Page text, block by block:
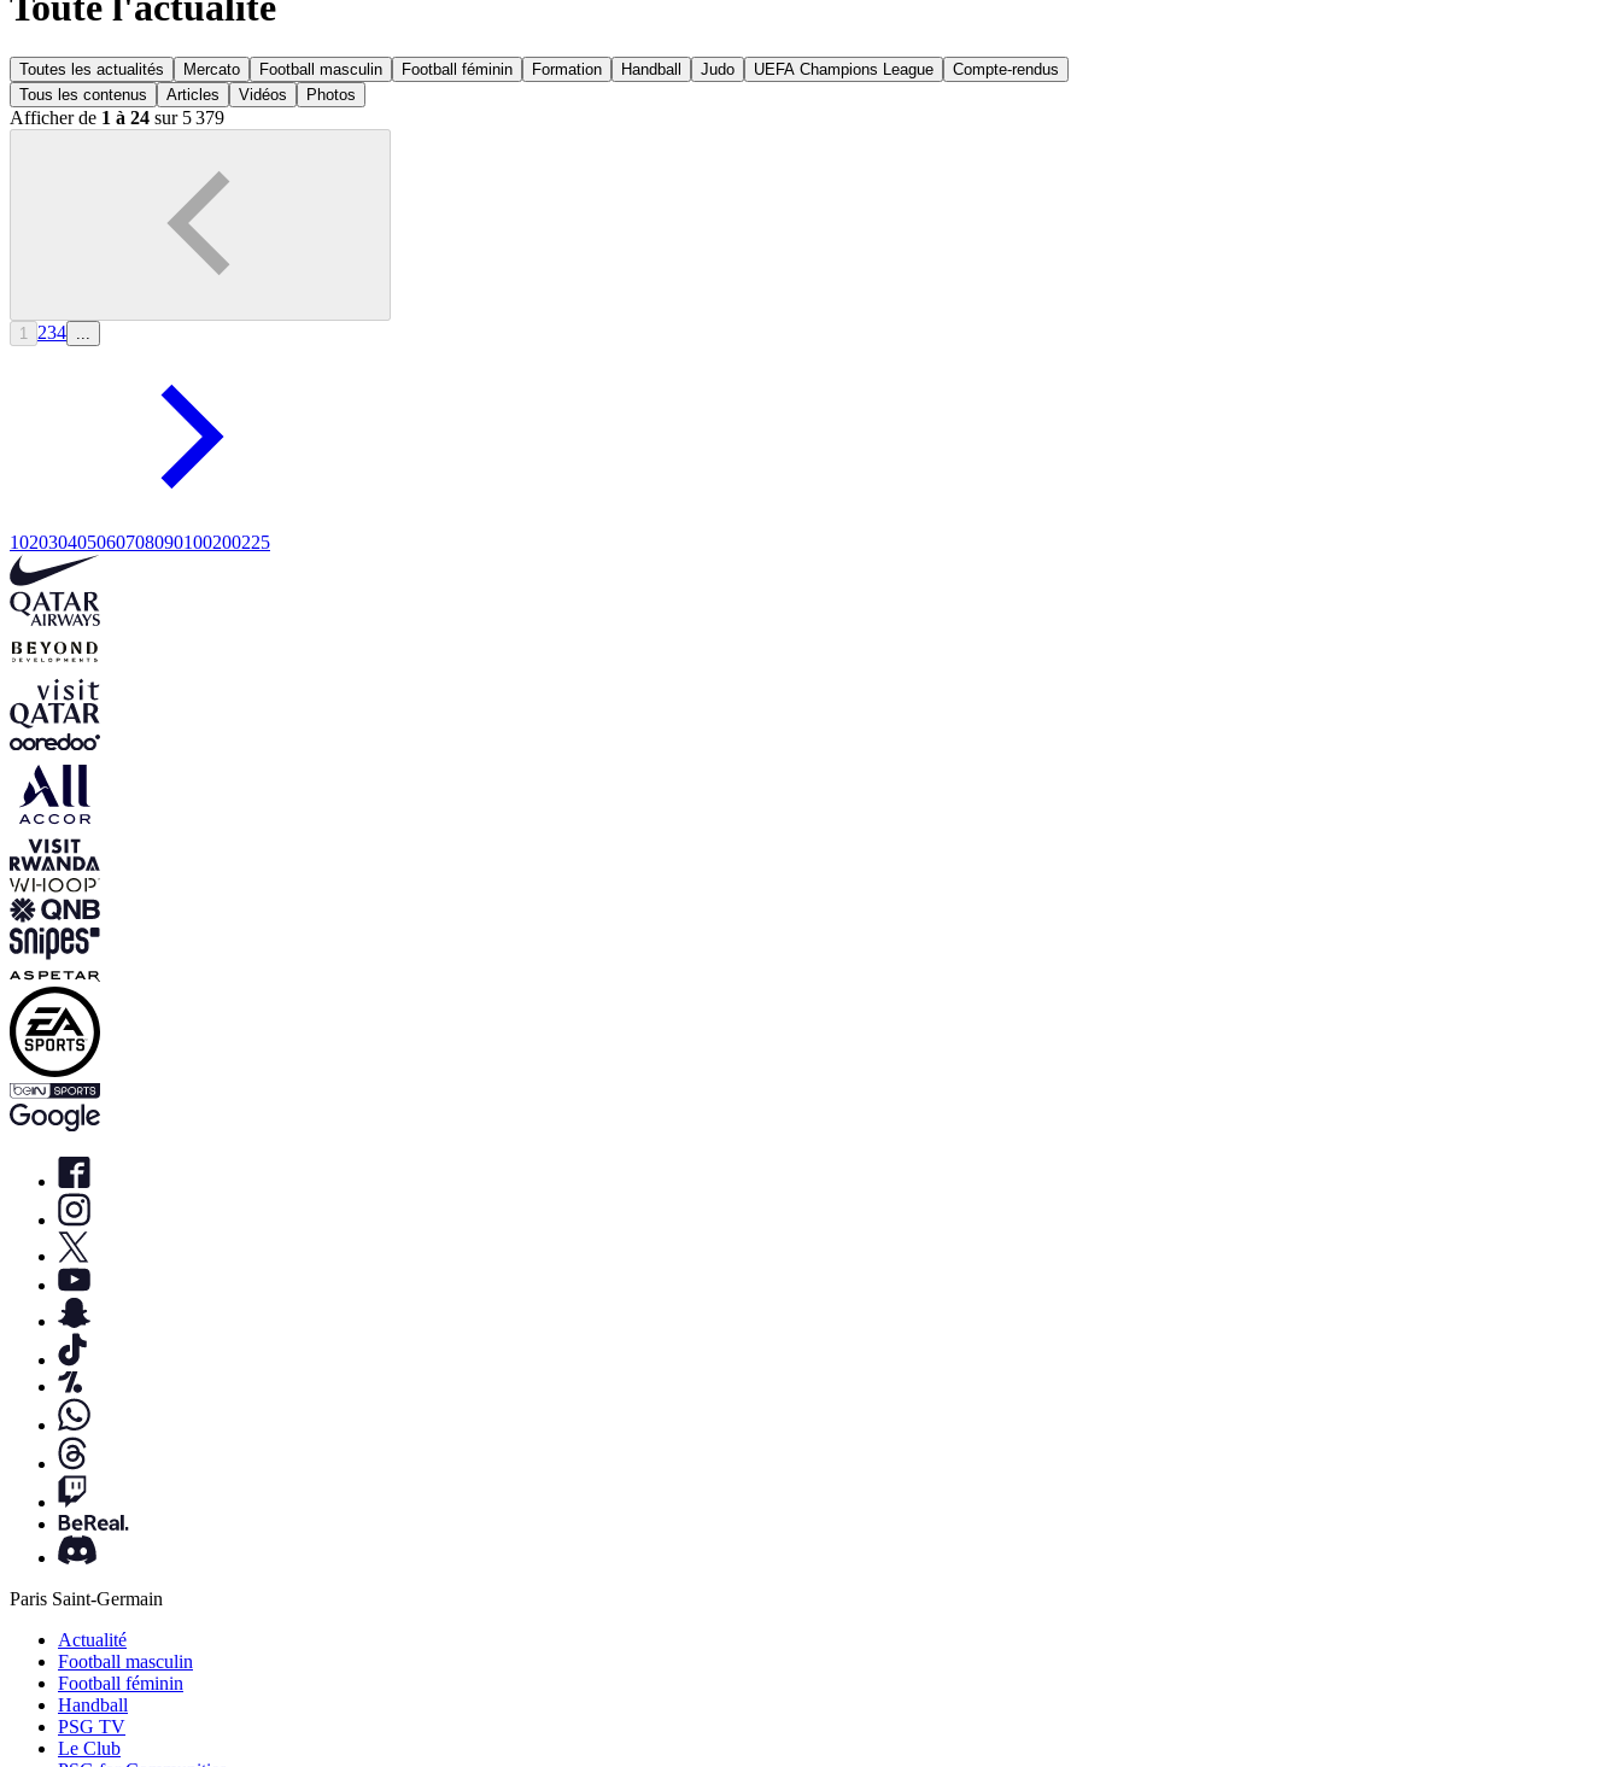
Toutes les actualités Mercato Football masculin Football féminin Formation Handball Judo UEFA Champions League
Compte-rendus
Tous les contenus
Articles Vidéos Photos
Afficher de 1 à 24 sur 5 379
1 234
102030405060708090100200225
Paris Saint-Germain
Actualité
Football masculin
Football féminin
Handball
PSG TV
Le Club